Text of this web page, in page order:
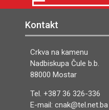
Kontakt
Crkva na kamenu
Nadbiskupa Čule b.b.
88000 Mostar
Tel. +387 36 326-336
E-mail: cnak@tel.net.ba